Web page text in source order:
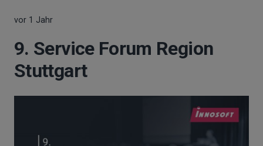
vor 1 Jahr
9. Service Forum Region
Stuttgart